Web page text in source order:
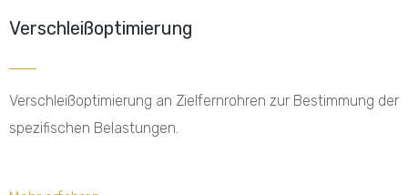
Verschleißoptimierung
Verschleißoptimierung an Zielfernrohren zur Bestimmung der
spezifischen Belastungen.